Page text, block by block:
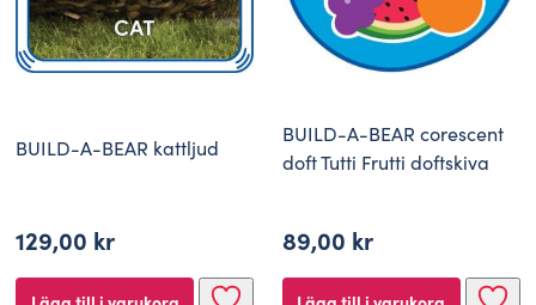
BUILD-A-BEAR kattljud
129,00 kr
BUILD-A-BEAR corescent
doft Tutti Frutti doftskiva
89,00 kr